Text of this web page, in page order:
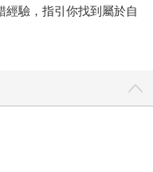
驗，指引你找到屬於自